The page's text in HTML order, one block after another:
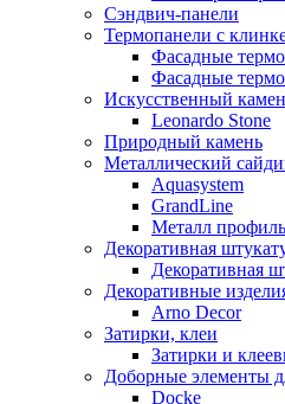
Сэндвич-панели
Термопанели с
Фасадные
Фасадные
Искусственный
Leonardo Stone
Природный камень
Металлический
Aquasystem
GrandLine
Металл профиль
Декоративная
Декоративная
Декоративные
Arno Decor
Затирки, клеи
Затирки и
Доборные элементы
Docke